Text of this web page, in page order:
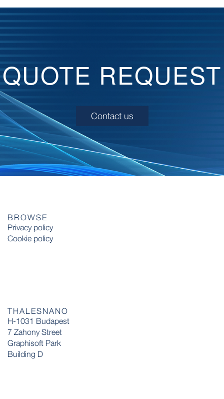
QUOTE REQUEST
Contact us
BROWSE
Privacy policy
Cookie policy
THALESNANO
H-1031 Budapest
7 Zahony Street
Graphisoft Park
Building D